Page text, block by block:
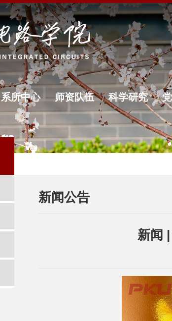
系所中心 师资队伍 科学研究
新闻公告
新闻